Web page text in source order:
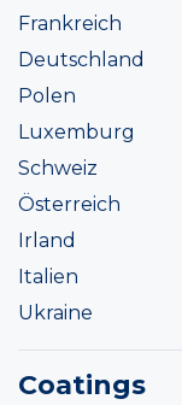
Frankreich
Deutschland
Polen
Luxemburg
Schweiz
Österreich
Irland
Italien
Ukraine
Coatings